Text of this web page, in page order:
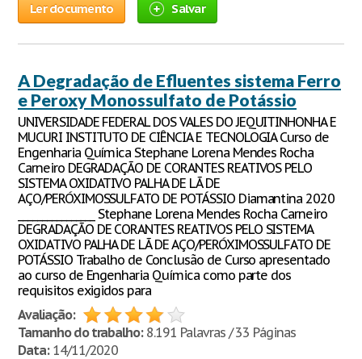
Ler documento Salvar
A Degradação de Efluentes sistema Ferro
e Peroxy Monossulfato de Potássio
UNIVERSIDADE FEDERAL DOS VALES DO JEQUITINHONHA E
MUCURI INSTITUTO DE CIÊNCIA E TECNOLOGIA Curso de
Engenharia Química Stephane Lorena Mendes Rocha
Carneiro DEGRADAÇÃO DE CORANTES REATIVOS PELO
SISTEMA OXIDATIVO PALHA DE LÃ DE
AÇO/PERÓXIMOSSULFATO DE POTÁSSIO Diamantina 2020
________________ Stephane Lorena Mendes Rocha Carneiro
DEGRADAÇÃO DE CORANTES REATIVOS PELO SISTEMA
OXIDATIVO PALHA DE LÃ DE AÇO/PERÓXIMOSSULFATO DE
POTÁSSIO Trabalho de Conclusão de Curso apresentado
ao curso de Engenharia Química como parte dos
requisitos exigidos para
Avaliação:
Tamanho do trabalho:8.191 Palavras / 33 Páginas
Data:14/11/2020